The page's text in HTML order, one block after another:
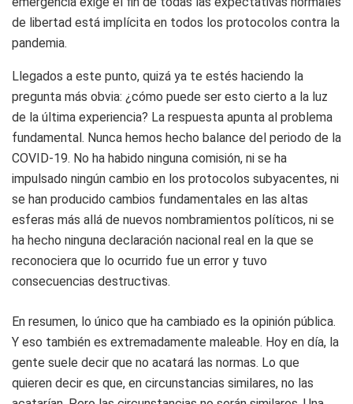
de libertad está implícita en todos los protocolos contra la
pandemia.
Llegados a este punto, quizá ya te estés haciendo la
pregunta más obvia: ¿cómo puede ser esto cierto a la luz
de la última experiencia? La respuesta apunta al problema
fundamental. Nunca hemos hecho balance del periodo de la
COVID-19. No ha habido ninguna comisión, ni se ha
impulsado ningún cambio en los protocolos subyacentes, ni
se han producido cambios fundamentales en las altas
esferas más allá de nuevos nombramientos políticos, ni se
ha hecho ninguna declaración nacional real en la que se
reconociera que lo ocurrido fue un error y tuvo
consecuencias destructivas.
En resumen, lo único que ha cambiado es la opinión pública.
Y eso también es extremadamente maleable. Hoy en día, la
gente suele decir que no acatará las normas. Lo que
quieren decir es que, en circunstancias similares, no las